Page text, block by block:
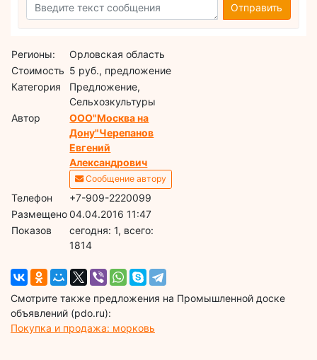
Отправить
Регионы:
Орловская область
Стоимость 5 руб., предложение
Категория
Предложение,
Сельхозкультуры
Автор
ООО"Москва на
Дону"Черепанов
Евгений
Александрович
Сообщение автору
Телефон
+7-909-2220099
Размещено04.04.2016 11:47
Показов
cегодня: 1, всего:
1814
Смотрите также предложения на Промышленной доске
объявлений (pdo.ru):
Покупка и продажа: морковь